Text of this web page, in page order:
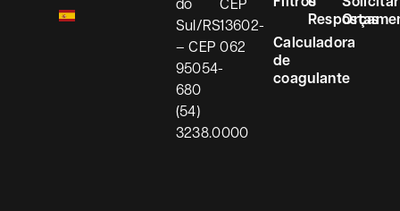
Sul/RS
– CEP
95054-
680
(54)
3238.0000
13602-
062
Calculadora
de
coagulante
Respostas